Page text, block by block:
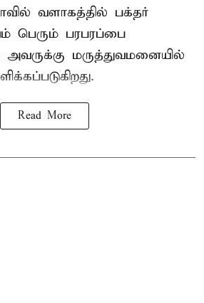
வளாகத்தில் பக்தர்
பெரும் பரபரப்பை
அவருக்கு மருத்துவமனையில்
Read More